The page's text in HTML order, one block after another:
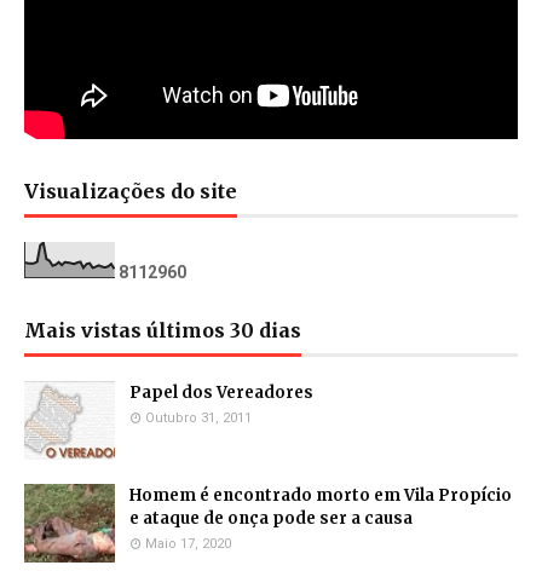
Visualizações do site
8112960
Mais vistas últimos 30 dias
Papel dos Vereadores
Outubro 31, 2011
Homem é encontrado morto em Vila Propício
e ataque de onça pode ser a causa
Maio 17, 2020